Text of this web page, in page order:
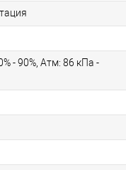
- 90%, Атм: 86 кПа -